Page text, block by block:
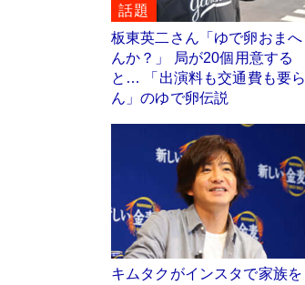
話題
板東英二さん「ゆで卵おまへ
んか？」 局が20個用意する
と… 「出演料も交通費も要ら
ん」のゆで卵伝説
キムタクがインスタで家族を